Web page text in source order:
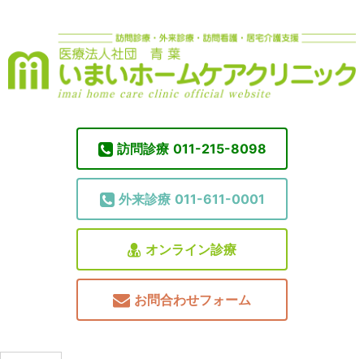
訪問診療 011-215-8098
外来診療 011-611-0001
オンライン診療
お問合わせフォーム